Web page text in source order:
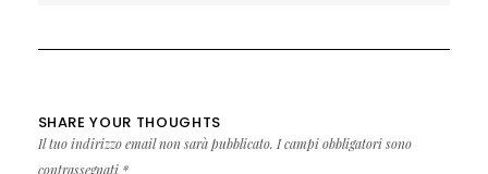
SHARE YOUR THOUGHTS
Il tuo indirizzo email non sarà pubblicato. I campi obbligatori sono
contrassegnati *